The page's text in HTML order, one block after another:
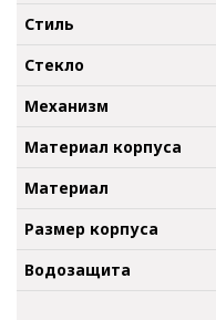
Стиль
Стекло
Механизм
Материал корпуса
Материал
Размер корпуса
Водозащита